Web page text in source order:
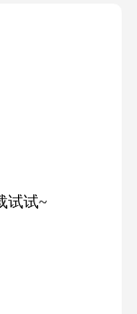
试试~